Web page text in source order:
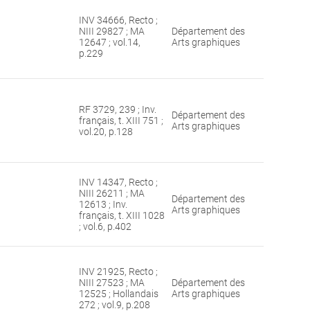
INV 34666, Recto ;
NIII 29827 ; MA
12647 ; vol.14,
p.229
Département des
Arts graphiques
RF 3729, 239 ; Inv.
français, t. XIII 751 ;
vol.20, p.128
Département des
Arts graphiques
INV 14347, Recto ;
NIII 26211 ; MA
12613 ; Inv.
français, t. XIII 1028
; vol.6, p.402
Département des
Arts graphiques
INV 21925, Recto ;
NIII 27523 ; MA
12525 ; Hollandais
272 ; vol.9, p.208
Département des
Arts graphiques